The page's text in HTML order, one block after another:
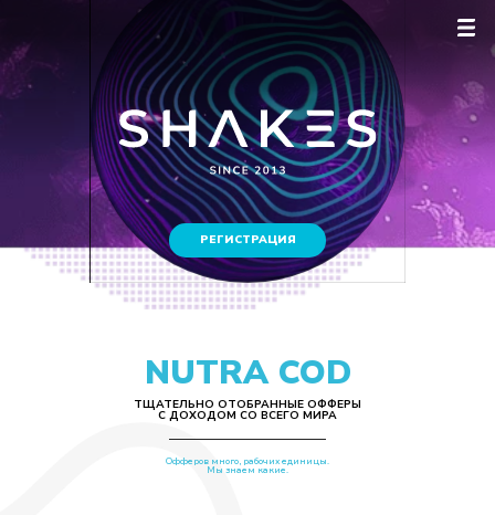
РЕГИСТРАЦИЯ
NUTRA COD
ТЩАТЕЛЬНО ОТОБРАННЫЕ ОФФЕРЫ
С ДОХОДОМ СО ВСЕГО МИРА
Офферов много, рабочих единицы.
Мы знаем какие.